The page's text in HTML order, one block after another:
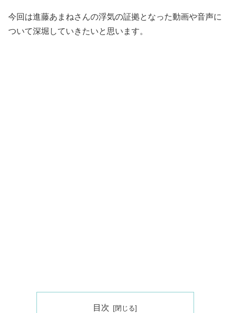
今回は進藤あまねさんの浮気の証拠となった動画や音声に
ついて深堀していきたいと思います。
目次